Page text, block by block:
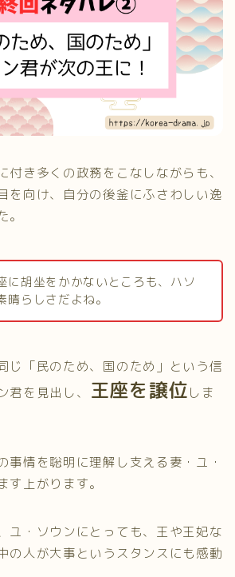
付き多くの政務をこなしながらも、
を向け、自分の後釜にふさわしい逸
に胡坐をかかないところも、ハソ
晴らしさだよね。
じ「民のため、国のため」という信
君を見出し、
王座を譲位しま
事情を聡明に理解し支える妻・ユ・
す上がります。
ユ・ソウンにとっても、王や王妃な
の人が大事というスタンスにも感動